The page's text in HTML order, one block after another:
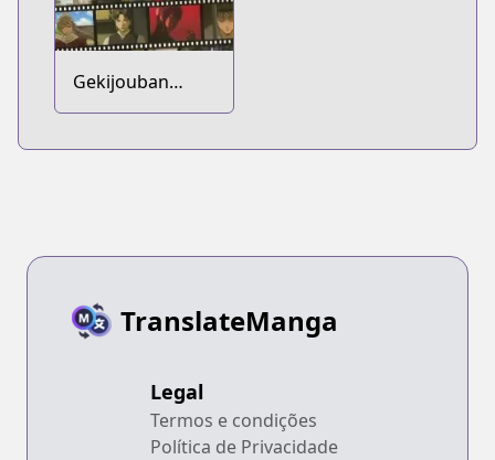
Gekijouban
Gintama:
TranslateManga
Legal
Termos e condições
Política de Privacidade